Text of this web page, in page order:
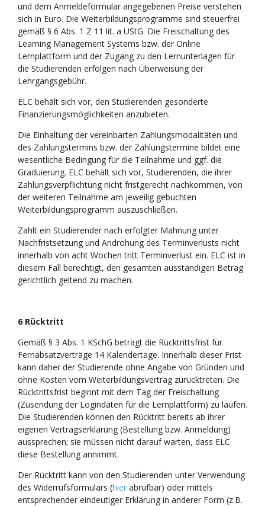
und dem Anmeldeformular angegebenen Preise verstehen
sich in Euro. Die Weiterbildungsprogramme sind steuerfrei
gemäß § 6 Abs. 1 Z 11 lit. a UStG. Die Freischaltung des
Learning Management Systems bzw. der Online
Lernplattform und der Zugang zu den Lernunterlagen für
die Studierenden erfolgen nach Überweisung der
Lehrgangsgebühr.
ELC behält sich vor, den Studierenden gesonderte
Finanzierungsmöglichkeiten anzubieten.
Die Einhaltung der vereinbarten Zahlungsmodalitäten und
des Zahlungstermins bzw. der Zahlungstermine bildet eine
wesentliche Bedingung für die Teilnahme und ggf. die
Graduierung. ELC behält sich vor, Studierenden, die ihrer
Zahlungsverpflichtung nicht fristgerecht nachkommen, von
der weiteren Teilnahme am jeweilig gebuchten
Weiterbildungsprogramm auszuschließen.
Zahlt ein Studierender nach erfolgter Mahnung unter
Nachfristsetzung und Androhung des Terminverlusts nicht
innerhalb von acht Wochen tritt Terminverlust ein. ELC ist in
diesem Fall berechtigt, den gesamten ausständigen Betrag
gerichtlich geltend zu machen.
6 Rücktritt
Gemäß § 3 Abs. 1 KSchG beträgt die Rücktrittsfrist für
Fernabsatzverträge 14 Kalendertage. Innerhalb dieser Frist
kann daher der Studierende ohne Angabe von Gründen und
ohne Kosten vom Weiterbildungsvertrag zurücktreten. Die
Rücktrittsfrist beginnt mit dem Tag der Freischaltung
(Zusendung der Logindaten für die Lernplattform) zu laufen.
Die Studierenden können den Rücktritt bereits ab ihrer
eigenen Vertragserklärung (Bestellung bzw. Anmeldung)
aussprechen; sie müssen nicht darauf warten, dass ELC
diese Bestellung annimmt.
Der Rücktritt kann von den Studierenden unter Verwendung
des Widerrufsformulars (hier abrufbar) oder mittels
entsprechender eindeutiger Erklärung in anderer Form (z.B.